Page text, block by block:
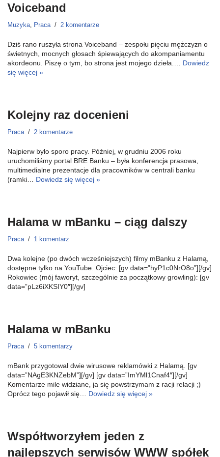
Voiceband
Muzyka Praca 2 komentarze
Dziś rano ruszyła strona Voiceband – zespołu pięciu mężczyzn o
świetnych, mocnych głosach śpiewających do akompaniamentu
akordeonu. Piszę o tym, bo strona jest mojego dzieła.… Dowiedz
się więcej »
Kolejny raz docenieni
Praca 2 komentarze
Najpierw było sporo pracy. Później, w grudniu 2006 roku
uruchomiliśmy portal BRE Banku – była konferencja prasowa,
multimedialne prezentacje dla pracowników w centrali banku
(ramki… Dowiedz się więcej »
Halama w mBanku – ciąg dalszy
Praca 1 komentarz
Dwa kolejne (po dwóch wcześniejszych) filmy mBanku z Halamą,
dostępne tylko na YouTube. Ojciec: [gv data=”hyP1c0NrO8o”][/gv]
Rokowiec (mój faworyt, szczególnie za początkowy growling): [gv
data=”pLz6iXKSIY0″][/gv]
Halama w mBanku
Praca 5 komentarzy
mBank przygotował dwie wirusowe reklamówki z Halamą. [gv
data=”NAgE3KNZebM”][/gv] [gv data=”ImYMl1Cnaf4″][/gv]
Komentarze mile widziane, ja się powstrzymam z racji relacji ;)
Oprócz tego pojawił się… Dowiedz się więcej »
Współtworzyłem jeden z
najlepszych serwisów WWW spółek